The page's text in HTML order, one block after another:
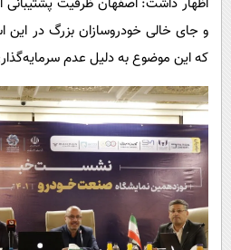
حیات وحش
سیاست خارجی
و جای خالی خودروسازان بزرگ در
که این موضوع به دلیل عدم